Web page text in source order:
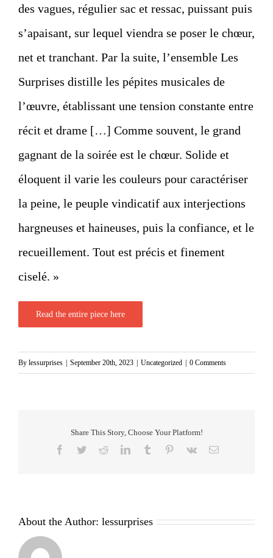
des vagues, régulier sac et ressac, puissant puis
s’apaisant, sur lequel viendra se poser le chœur,
net et tranchant. Par la suite, l’ensemble Les
Surprises distille les pépites musicales de
l’œuvre, établissant une tension constante entre
récit et drame […] Comme souvent, le grand
gagnant de la soirée est le chœur. Solide et
éloquent il varie les couleurs pour caractériser
la peine, le peuple vindicatif aux interjections
hargneuses et haineuses, puis la confiance, et le
recueillement. Tout est précis et finement
ciselé. »
Read the entire piece here
By lessurprises September 20th, 2023 Uncategorized 0 Comments
Share This Story, Choose Your Platform!
Facebook
TwitterRedditLinkedInTumblr Pinterest
Vk Email
About the Author: lessurprises